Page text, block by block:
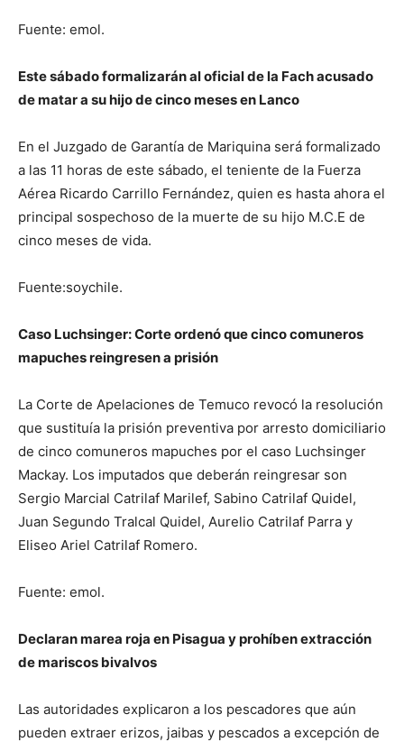
Fuente: emol.
Este sábado formalizarán al oficial de la Fach acusado
de matar a su hijo de cinco meses en Lanco
En el Juzgado de Garantía de Mariquina será formalizado
a las 11 horas de este sábado, el teniente de la Fuerza
Aérea Ricardo Carrillo Fernández, quien es hasta ahora el
principal sospechoso de la muerte de su hijo M.C.E de
cinco meses de vida.
Fuente:soychile.
Caso Luchsinger: Corte ordenó que cinco comuneros
mapuches reingresen a prisión
La Corte de Apelaciones de Temuco revocó la resolución
que sustituía la prisión preventiva por arresto domiciliario
de cinco comuneros mapuches por el caso Luchsinger
Mackay. Los imputados que deberán reingresar son
Sergio Marcial Catrilaf Marilef, Sabino Catrilaf Quidel,
Juan Segundo Tralcal Quidel, Aurelio Catrilaf Parra y
Eliseo Ariel Catrilaf Romero.
Fuente: emol.
Declaran marea roja en Pisagua y prohíben extracción
de mariscos bivalvos
Las autoridades explicaron a los pescadores que aún
pueden extraer erizos, jaibas y pescados a excepción de